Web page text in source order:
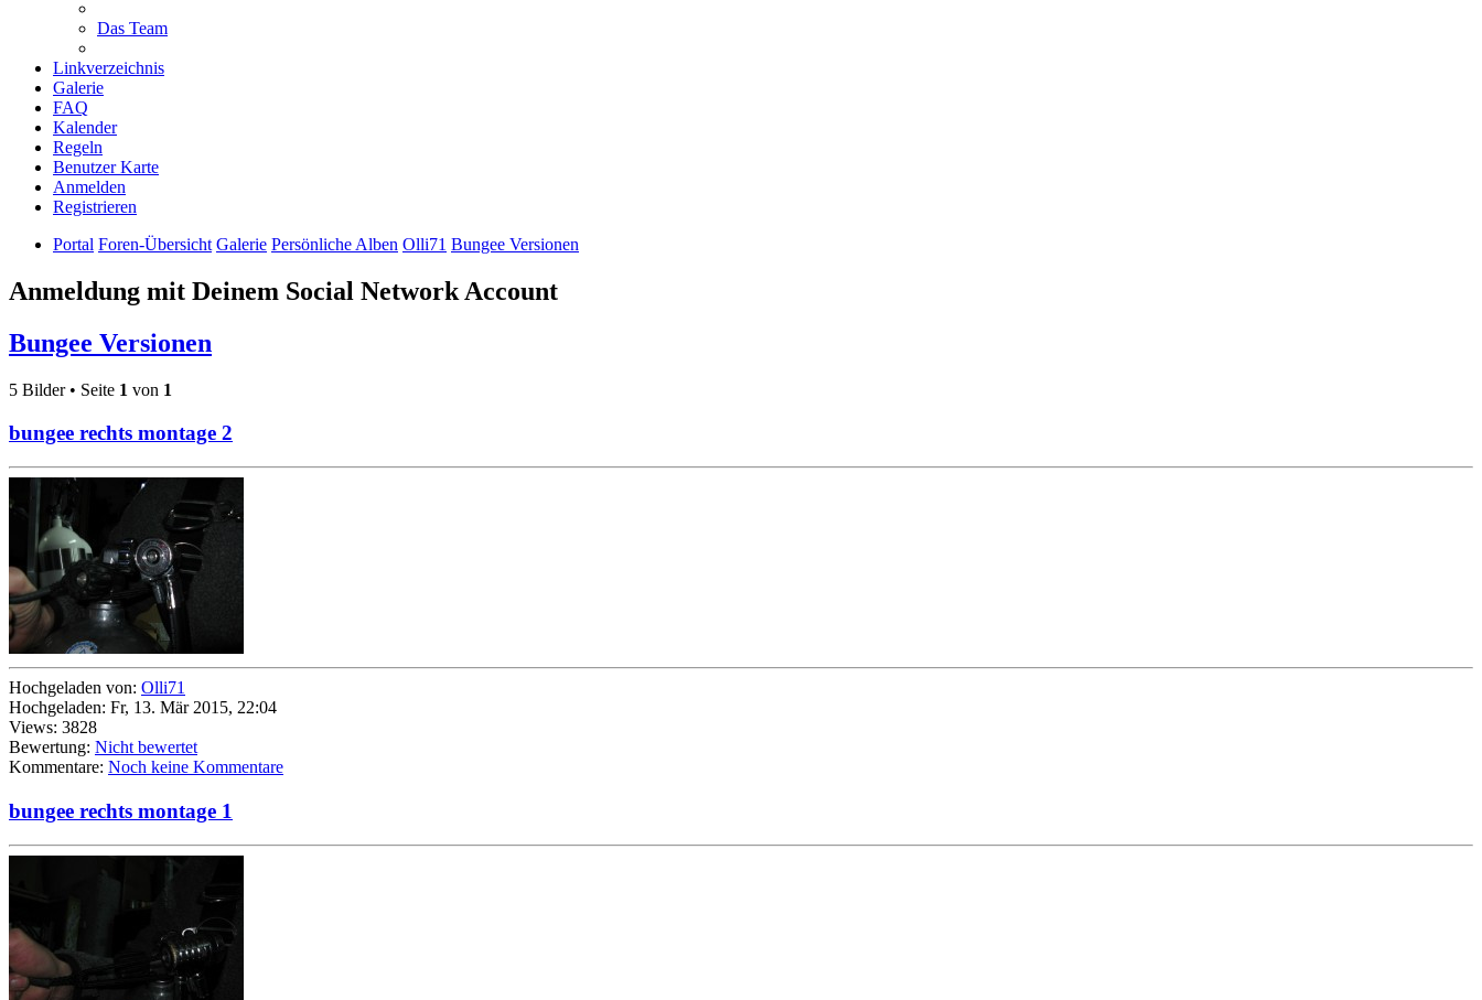
Das Team
Linkverzeichnis
Galerie
FAQ
Kalender
Regeln
Benutzer Karte
Anmelden
Registrieren
Portal Foren-Übersicht Galerie Persönliche Alben Olli71 Bungee Versionen
Anmeldung mit Deinem Social Network Account
Bungee Versionen
5 Bilder • Seite 1 von 1
bungee rechts montage 2
Hochgeladen von: Olli71
Hochgeladen: Fr, 13. Mär 2015, 22:04
Views: 3828
Bewertung: Nicht bewertet
Kommentare: Noch keine Kommentare
bungee rechts montage 1